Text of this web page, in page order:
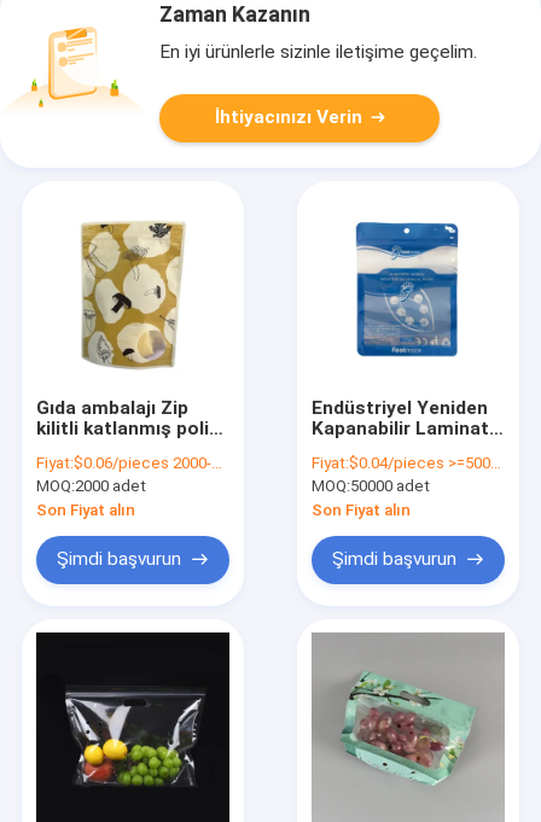
Zaman Kazanın
En iyi ürünlerle sizinle iletişime geçelim.
İhtiyacınızı Verin
Gıda ambalajı Zip
kilitli katlanmış poli
yeniden kilitlenebilir
ayağa kalkan poşet
çanta
Fiyat:$0.06/pieces 2000-9999 pieces
MOQ:2000 adet
Son Fiyat alın
Şimdi başvurun
Endüstriyel Yeniden
Kapanabilir Laminatlı
Mühürü Ambalajı
Ziplock Foil Cüzdanı
Fiyat:$0.04/pieces >=50000 pieces
MOQ:50000 adet
Son Fiyat alın
Şimdi başvurun